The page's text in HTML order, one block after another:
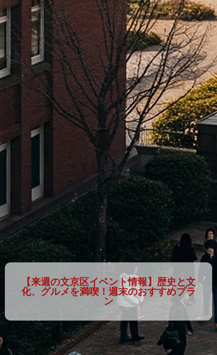
【来週の文京区イベント情報】歴史と文
化、グルメを満喫！週末のおすすめプラ
ン